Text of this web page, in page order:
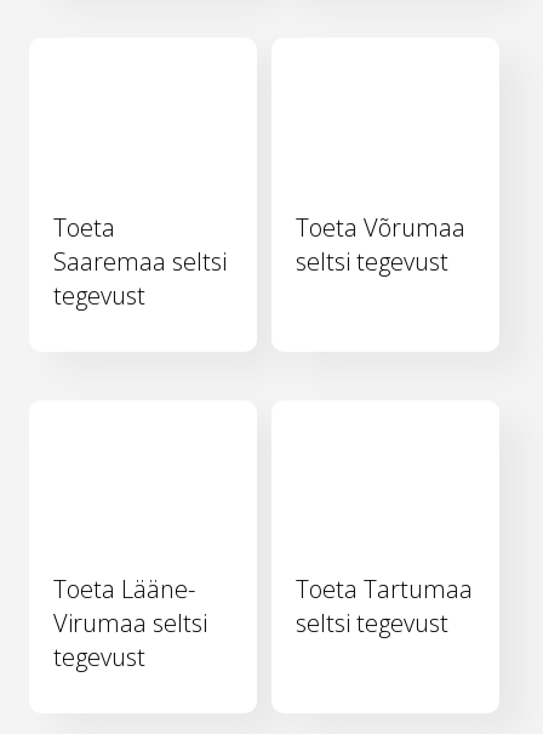
Toeta
Saaremaa seltsi
tegevust
Toeta Võrumaa
seltsi tegevust
Toeta Lääne-
Virumaa seltsi
tegevust
Toeta Tartumaa
seltsi tegevust